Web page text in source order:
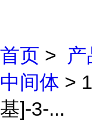
首页 >
中间体 >
基]-3-...